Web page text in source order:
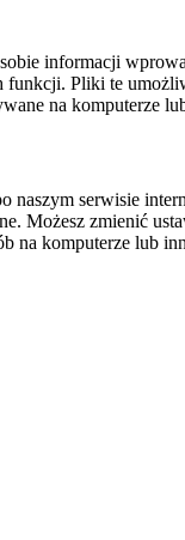
informacji
Pliki te
na komputerze
serwisie
Możesz zmienić
na komputerze lub